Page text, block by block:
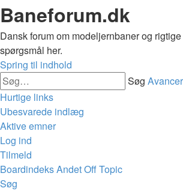
Baneforum.dk
Dansk forum om modeljernbaner og
spørgsmål her.
Spring til indhold
Søg
Hurtige links
Ubesvarede indlæg
Aktive emner
Log ind
Tilmeld
BoardindeksAndetOff Topic
Søg